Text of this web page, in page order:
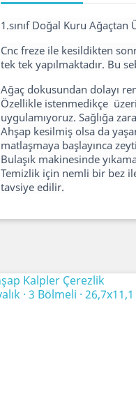
1.sınıf Doğal Kuru Ağaçtan
Cnc freze ile kesildikten
tek tek yapılmaktadır. Bu
Ağaç dokusundan dolayı
Özellikle istenmedikçe
uygulamıyoruz. Sağlığa
Ahşap kesilmiş olsa da
matlaşmaya başlayınca
Bulaşık makinesinde
Temizlik için nemli bir bez
tavsiye edilir.